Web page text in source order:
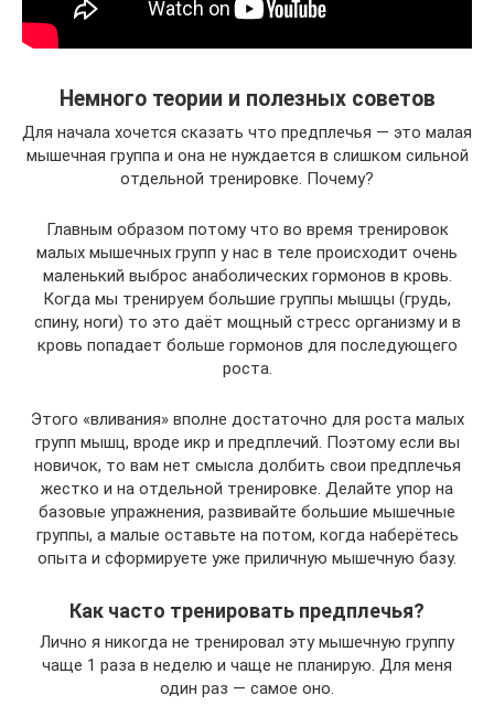
Немного теории и полезных советов
Для начала хочется сказать что предплечья — это малая
мышечная группа и она не нуждается в слишком сильной
отдельной тренировке. Почему?
Главным образом потому что во время тренировок
малых мышечных групп у нас в теле происходит очень
маленький выброс анаболических гормонов в кровь.
Когда мы тренируем большие группы мышцы (грудь,
спину, ноги) то это даёт мощный стресс организму и в
кровь попадает больше гормонов для последующего
роста.
Этого «вливания» вполне достаточно для роста малых
групп мышц, вроде икр и предплечий. Поэтому если вы
новичок, то вам нет смысла долбить свои предплечья
жестко и на отдельной тренировке. Делайте упор на
базовые упражнения, развивайте большие мышечные
группы, а малые оставьте на потом, когда наберётесь
опыта и сформируете уже приличную мышечную базу.
Как часто тренировать предплечья?
Лично я никогда не тренировал эту мышечную группу
чаще 1 раза в неделю и чаще не планирую. Для меня
один раз — самое оно.